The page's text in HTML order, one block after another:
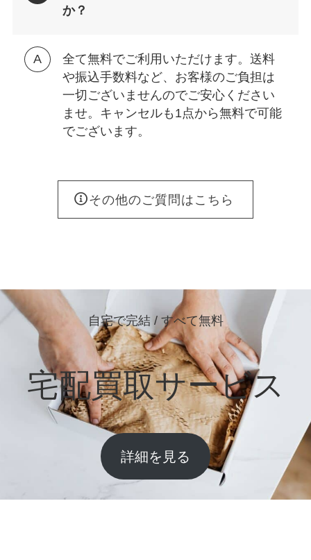
か？
全て無料でご利用いただけます。送料
や振込手数料など、お客様のご負担は
一切ございませんのでご安心ください
ませ。キャンセルも1点から無料で可能
でございます。
その他のご質問はこちら
自宅で完結 / すべて無料
宅配買取サービス
詳細を見る